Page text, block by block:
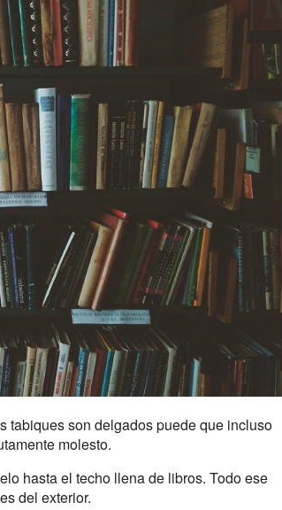
tabiques son delgados puede que incluso
molesto.
hasta el techo llena de libros. Todo ese
del exterior.